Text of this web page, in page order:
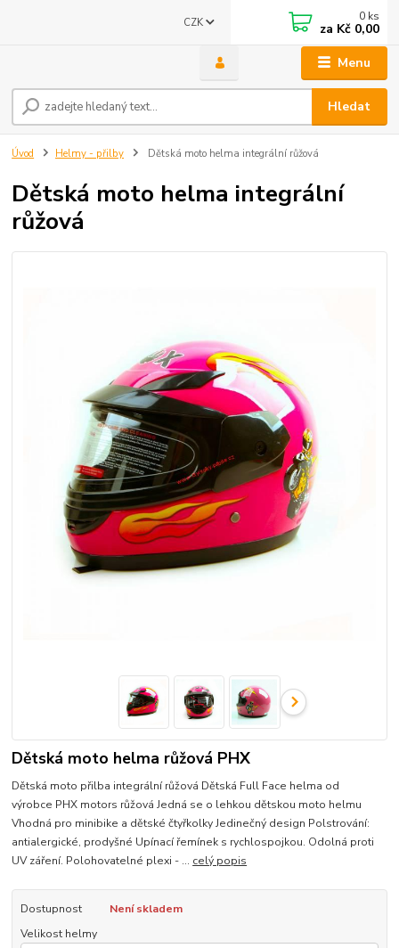
Menu
CZK
Hledat
0 ks
za Kč 0,00
Úvod Helmy - přilby Dětská moto helma integrální růžová
Dětská moto helma integrální
růžová
Dětská moto helma růžová PHX
Dětská moto přilba integrální růžová Dětská Full Face helma od
výrobce PHX motors růžová Jedná se o lehkou dětskou moto helmu
Vhodná pro minibike a dětské čtyřkolky Jedinečný design Polstrování:
antialergické, prodyšné Upínací řemínek s rychlospojkou. Odolná proti
UV záření. Polohovatelné plexi - ... celý popis
Dostupnost
Není skladem
Velikost helmy